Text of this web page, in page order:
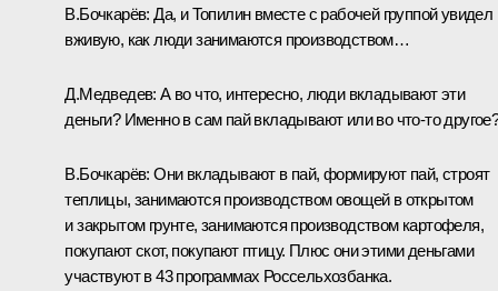
В.Бочкарёв: Да, и Топилин вместе с рабочей группой увидел
вживую, как люди занимаются производством…
Д.Медведев: А во что, интересно, люди вкладывают эти
деньги? Именно в сам пай вкладывают или во что‑то
В.Бочкарёв: Они вкладывают в пай, формируют пай, строят
теплицы, занимаются производством овощей в открытом
и закрытом грунте, занимаются производством картофеля,
покупают скот, покупают птицу. Плюс они этими деньгами
участвуют в 43 программах Россельхозбанка.